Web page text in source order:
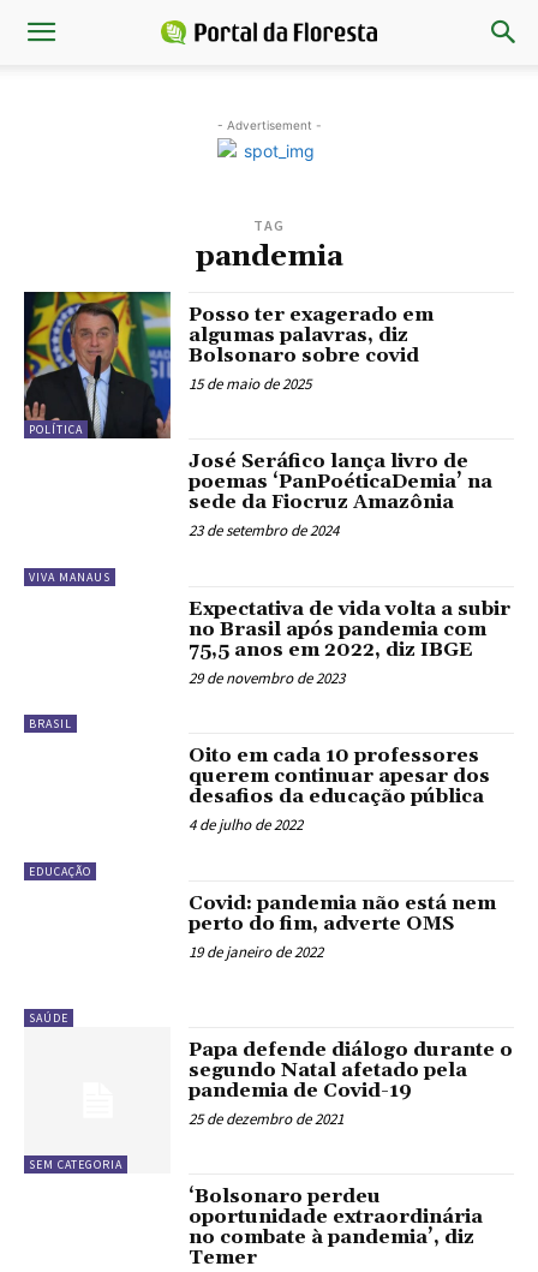
- Advertisement -
TAG
pandemia
POLÍTICA
Posso ter exagerado em
algumas palavras, diz
Bolsonaro sobre covid
15 de maio de 2025
VIVA MANAUS
José Seráfico lança livro de
poemas ‘PanPoéticaDemia’ na
sede da Fiocruz Amazônia
23 de setembro de 2024
BRASIL
Expectativa de vida volta a subir
no Brasil após pandemia com
75,5 anos em 2022, diz IBGE
29 de novembro de 2023
EDUCAÇÃO
Oito em cada 10 professores
querem continuar apesar dos
desafios da educação pública
4 de julho de 2022
SAÚDE
Covid: pandemia não está nem
perto do fim, adverte OMS
19 de janeiro de 2022
SEM CATEGORIA
Papa defende diálogo durante o
segundo Natal afetado pela
pandemia de Covid-19
25 de dezembro de 2021
‘Bolsonaro perdeu
oportunidade extraordinária
no combate à pandemia’, diz
Temer